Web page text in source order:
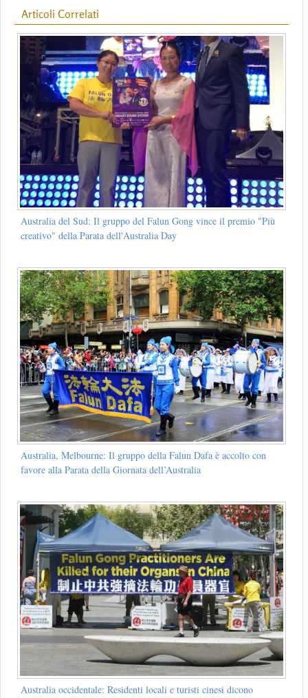
Articoli Correlati
Australia del Sud: Il gruppo del Falun Gong vince il premio "Più
creativo" della Parata dell'Australia Day
Australia, Melbourne: Il gruppo della Falun Dafa è accolto con
favore alla Parata della Giornata dell’Australia
Australia occidentale: Residenti locali e turisti cinesi dicono